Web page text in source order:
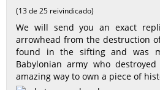
(13 de 25 reivindicado)
We will send you an exact
arrowhead from the destruction
found in the sifting and was
Babylonian army who
amazing way to own a piece of